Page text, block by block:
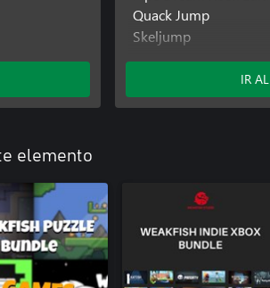
Quack Jump
Skeljump
Vigour
Webgeon Speedrun
IR
elemento